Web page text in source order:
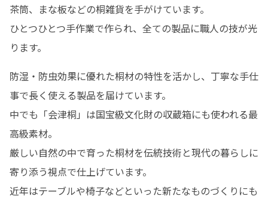
茶筒、まな板などの桐雑貨を手がけています。
ひとつひとつ手作業で作られ、全ての製品に職人の技が光
ります。
防湿・防虫効果に優れた桐材の特性を活かし、丁寧な手仕
事で長く使える製品を届けています。
中でも「会津桐」は国宝級文化財の収蔵箱にも使われる最
高級素材。
厳しい自然の中で育った桐材を伝統技術と現代の暮らしに
寄り添う視点で仕上げています。
近年はテーブルや椅子などといった新たなものづくりにも